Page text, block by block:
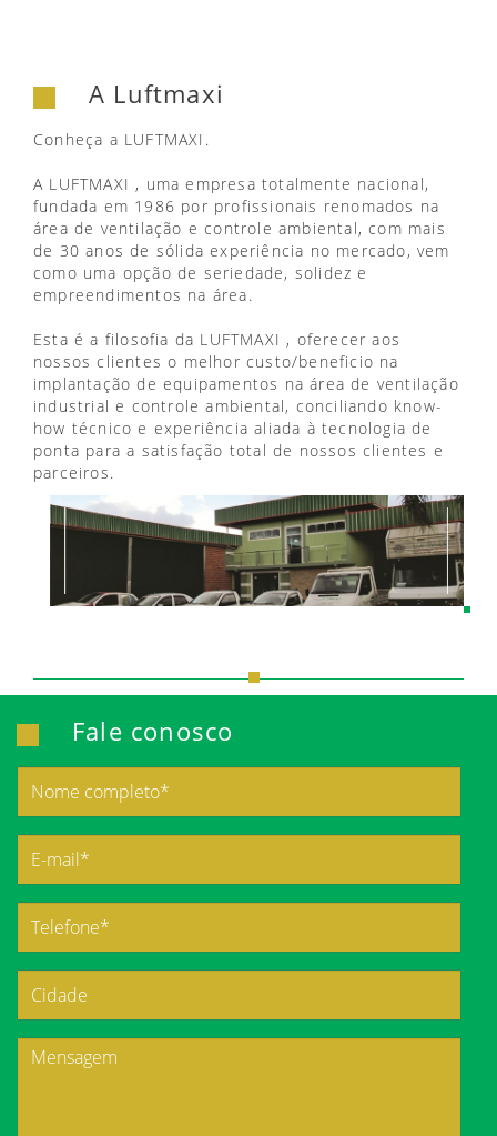
A Luftmaxi
Conheça a LUFTMAXI.
A LUFTMAXI , uma empresa totalmente nacional,
fundada em 1986 por profissionais renomados na
área de ventilação e controle ambiental, com mais
de 30 anos de sólida experiência no mercado, vem
como uma opção de seriedade, solidez e
empreendimentos na área.
Esta é a filosofia da LUFTMAXI , oferecer aos
nossos clientes o melhor custo/beneficio na
implantação de equipamentos na área de ventilação
industrial e controle ambiental, conciliando know-
how técnico e experiência aliada à tecnologia de
ponta para a satisfação total de nossos clientes e
parceiros.
Fale conosco